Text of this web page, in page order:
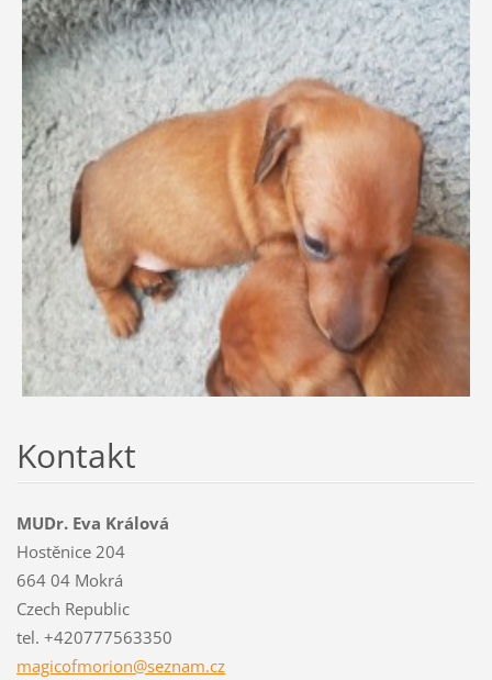
Kontakt
MUDr. Eva Králová
Hostěnice 204
664 04 Mokrá
Czech Republic
tel. +420777563350
magicofmorion@seznam.cz